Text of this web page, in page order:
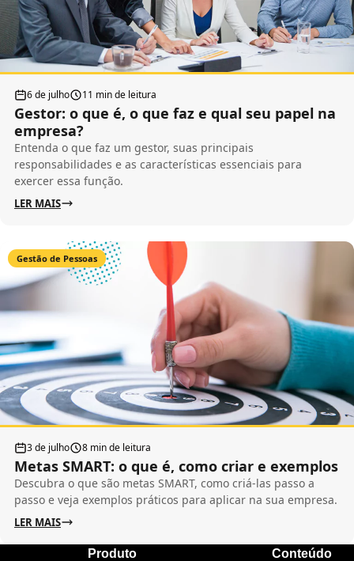
6 de julho 11 min de leitura
Gestor: o que é, o que faz e qual seu papel na
empresa?
Entenda o que faz um gestor, suas principais
responsabilidades e as características essenciais para
exercer essa função.
LER MAIS
Gestão de Pessoas
3 de julho 8 min de leitura
Metas SMART: o que é, como criar e exemplos
Descubra o que são metas SMART, como criá-las passo a
passo e veja exemplos práticos para aplicar na sua empresa.
LER MAIS
Produto Conteúdo